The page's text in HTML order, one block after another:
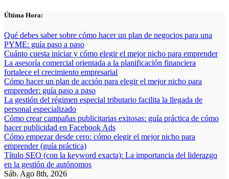
Saltar
contenido
Última Hora:
Qué debes saber sobre cómo hacer un plan de negocios para una
PYME: guía paso a paso
Cuánto cuesta iniciar y cómo elegir el mejor nicho para emprender
La asesoría comercial orientada a la planificación financiera
fortalece el crecimiento empresarial
Cómo hacer un plan de acción para elegir el mejor nicho para
emprender: guía paso a paso
La gestión del régimen especial tributario facilita la llegada de
personal especializado
Cómo crear campañas publicitarias exitosas: guía práctica de cómo
hacer publicidad en Facebook Ads
Cómo empezar desde cero: cómo elegir el mejor nicho para
emprender (guía práctica)
Título SEO (con la keyword exacta): La importancia del liderazgo
en la gestión de autónomos
Sáb. Ago 8th, 2026